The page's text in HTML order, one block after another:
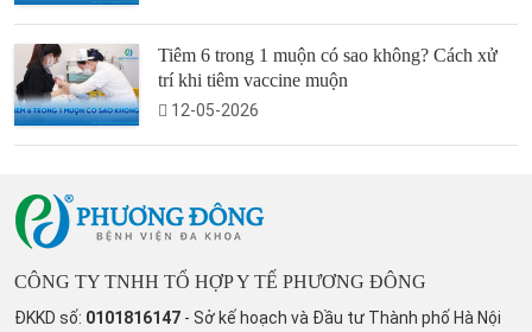
Tiêm 6 trong 1 muộn có sao không? Cách xử
trí khi tiêm vaccine muộn
12-05-2026
CÔNG TY TNHH TỔ HỢP Y TẾ PHƯƠNG ĐÔNG
ĐKKD số: 0101816147 - Sở kế hoạch và Đầu tư Thành phố Hà Nội